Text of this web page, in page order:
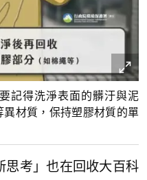
記得洗淨表面的髒汙與泥
材質，保持塑膠材質的單
思考」也在回收大百科